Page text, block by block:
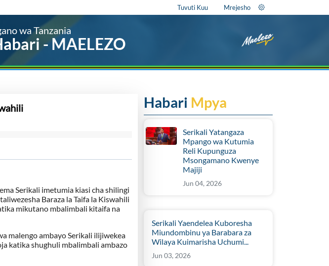
Tuvuti Kuu Mrejesho
wa Tanzania
- MAELEZO
Serikali imetumia kiasi cha shilingi
Baraza la Taifa la Kiswahili
mikutano mbalimbali kitaifa na
malengo ambayo Serikali ilijiwekea
katika shughuli mbalimbali ambazo
Habari Mpya
Serikali Yatangaza
Mpango wa Kutumia
Reli Kupunguza
Msongamano Kwenye
Majiji
Jun 04, 2026
Serikali Yaendelea Kuboresha
Miundombinu ya Barabara za
Wilaya Kuimarisha Uchumi...
Jun 03, 2026